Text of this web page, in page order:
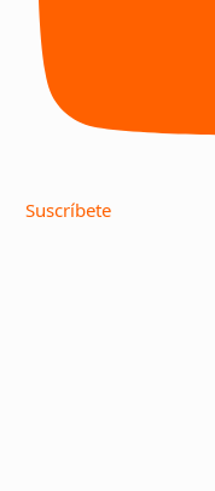
Suscríbete